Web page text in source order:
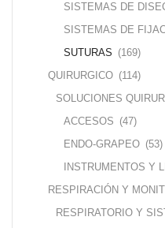
SISTEMAS DE
SISTEMAS DE
SUTURAS (169)
QUIRURGICO (114)
SOLUCIONES
ACCESOS (47)
ENDO-GRAPEO (53)
INSTRUMENTOS Y
RESPIRACIÓN Y
RESPIRATORIO Y